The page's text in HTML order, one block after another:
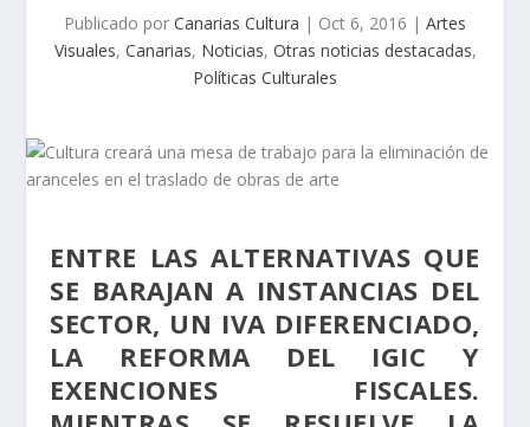
Publicado por Canarias Cultura | Oct 6, 2016 | Artes
Visuales, Canarias, Noticias, Otras noticias destacadas,
Políticas Culturales
ENTRE LAS ALTERNATIVAS QUE
SE BARAJAN A INSTANCIAS DEL
SECTOR, UN IVA DIFERENCIADO,
LA REFORMA DEL IGIC Y
EXENCIONES FISCALES.